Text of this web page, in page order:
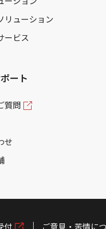
リューション
ービス
ート
質問
せ